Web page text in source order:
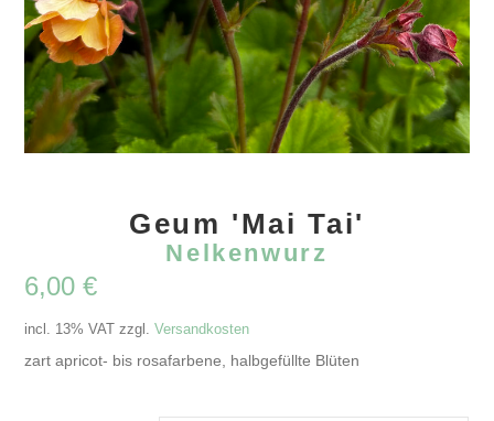
Geum 'Mai Tai'
Nelkenwurz
6,00€
incl. 13% VAT zzgl.Versandkosten
zart apricot- bis rosafarbene, halbgefüllte Blüten